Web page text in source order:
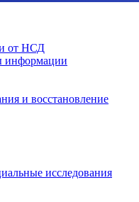
от НСД
информации
и восстановление
исследования